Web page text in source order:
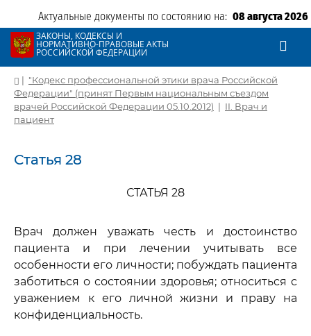
Актуальные документы по состоянию на: 08 августа 2026
ЗАКОНЫ, КОДЕКСЫ И
НОРМАТИВНО-ПРАВОВЫЕ АКТЫ
РОССИЙСКОЙ ФЕДЕРАЦИИ
| "Кодекс профессиональной этики врача Российской
Федерации" (принят Первым национальным съездом
врачей Российской Федерации 05.10.2012) | II. Врач и
пациент
Статья 28
СТАТЬЯ 28
Врач должен уважать честь и достоинство
пациента и при лечении учитывать все
особенности его личности; побуждать пациента
заботиться о состоянии здоровья; относиться с
уважением к его личной жизни и праву на
конфиденциальность.